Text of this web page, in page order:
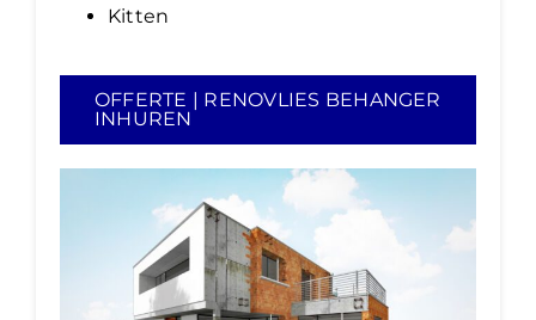
Kitten
OFFERTE | RENOVLIES BEHANGER
INHUREN